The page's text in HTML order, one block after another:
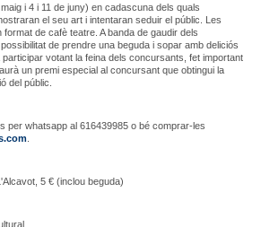
i 4 i 11 de juny) en cadascuna dels quals
el seu art i intentaran seduir el públic. Les
de cafè teatre. A banda de gaudir dels
de prendre una beguda i sopar amb deliciós
votant la feina dels concursants, fet important
un premi especial al concursant que obtingui la
del públic.
per whatsapp al 616439985 o bé comprar-les
.
5 € (inclou beguda)